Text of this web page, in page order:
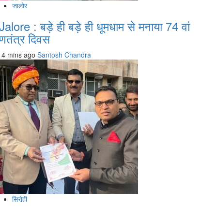
जालोर
: बड़े ही बड़े ही धूमधाम से मनाया 74 वां
दिवस
4 mins ago Santosh Chandra
सिरोही